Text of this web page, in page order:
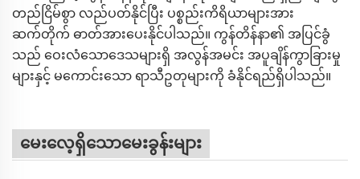
တည်ငြိမ်စွာ လည်ပတ်နိုင်ပြီး ပစ္စည်းကိရိယာများအား
ဆက်တိုက် ဓာတ်အားပေးနိုင်ပါသည်။ ကွန်တိန်နာ၏ အပြင်ခွံ
သည် ဝေးလံသောဒေသများရှိ အလွန်အမင်း အပူချိန်ကွာခြားမှု
များနှင့် မကောင်းသော ရာသီဥတုများကို ခံနိုင်ရည်ရှိပါသည်။
မေးလေ့ရှိသောမေးခွန်းများ